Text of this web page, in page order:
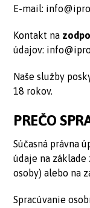
E-mail:
Kontakt na
údajov:
Naše služby
18 rokov.
PREČO
Súčasná právna
údaje na
osoby) alebo na
Spracúvanie